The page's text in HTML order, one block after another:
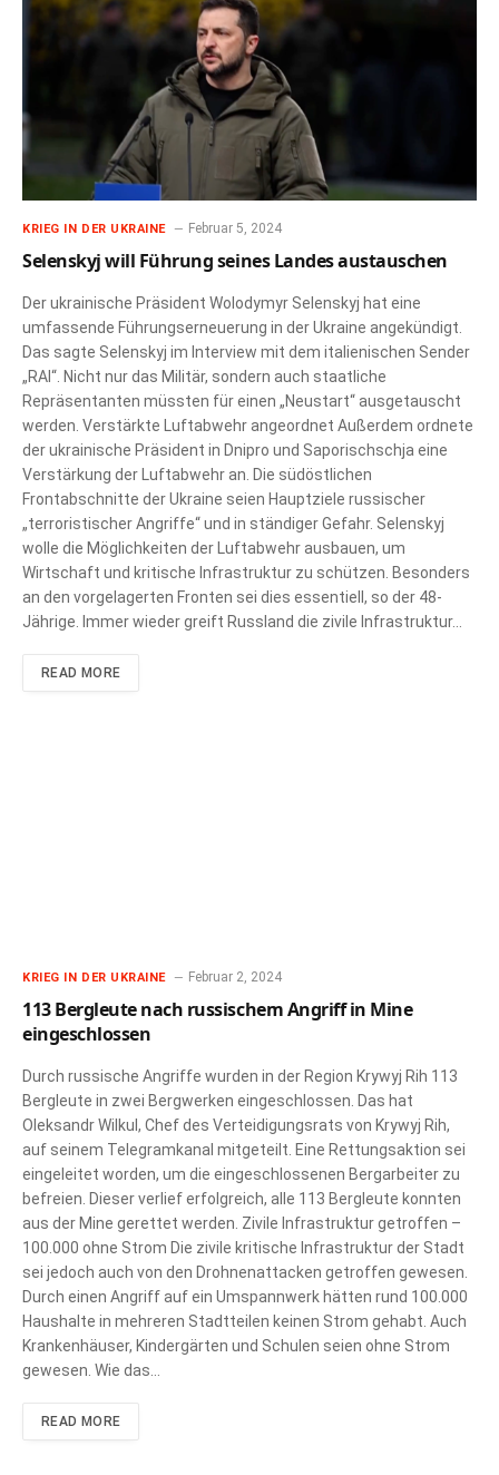
KRIEG IN DER UKRAINE Februar 5, 2024
Selenskyj will Führung seines Landes austauschen
Der ukrainische Präsident Wolodymyr Selenskyj hat eine
umfassende Führungserneuerung in der Ukraine angekündigt.
Das sagte Selenskyj im Interview mit dem italienischen Sender
„RAI“. Nicht nur das Militär, sondern auch staatliche
Repräsentanten müssten für einen „Neustart“ ausgetauscht
werden. Verstärkte Luftabwehr angeordnet Außerdem ordnete
der ukrainische Präsident in Dnipro und Saporischschja eine
Verstärkung der Luftabwehr an. Die südöstlichen
Frontabschnitte der Ukraine seien Hauptziele russischer
„terroristischer Angriffe“ und in ständiger Gefahr. Selenskyj
wolle die Möglichkeiten der Luftabwehr ausbauen, um
Wirtschaft und kritische Infrastruktur zu schützen. Besonders
an den vorgelagerten Fronten sei dies essentiell, so der 48-
Jährige. Immer wieder greift Russland die zivile Infrastruktur…
READ MORE
KRIEG IN DER UKRAINE Februar 2, 2024
113 Bergleute nach russischem Angriff in Mine
eingeschlossen
Durch russische Angriffe wurden in der Region Krywyj Rih 113
Bergleute in zwei Bergwerken eingeschlossen. Das hat
Oleksandr Wilkul, Chef des Verteidigungsrats von Krywyj Rih,
auf seinem Telegramkanal mitgeteilt. Eine Rettungsaktion sei
eingeleitet worden, um die eingeschlossenen Bergarbeiter zu
befreien. Dieser verlief erfolgreich, alle 113 Bergleute konnten
aus der Mine gerettet werden. Zivile Infrastruktur getroffen –
100.000 ohne Strom Die zivile kritische Infrastruktur der Stadt
sei jedoch auch von den Drohnenattacken getroffen gewesen.
Durch einen Angriff auf ein Umspannwerk hätten rund 100.000
Haushalte in mehreren Stadtteilen keinen Strom gehabt. Auch
Krankenhäuser, Kindergärten und Schulen seien ohne Strom
gewesen. Wie das…
READ MORE